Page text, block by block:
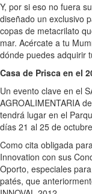
Y, por si eso no fuera
diseñado un exclusivo
copas de metacrilato
mar. Acércate a tu
dónde puedes adquirir
Casa de Prisca en el
Un evento clave en el
AGROALIMENTARIA
tendrá lugar en el
días 21 al 25 de
Como cita obligada
Innovation con sus
Oporto, especiales
patés, que